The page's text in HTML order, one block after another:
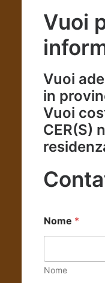
Vuoi
Vuoi
in
Vuoi
CER(S)
Nome *
Nome